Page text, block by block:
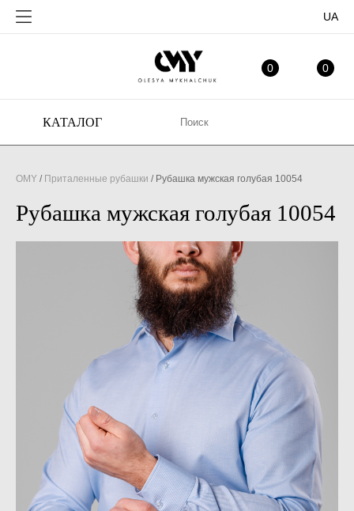
UA
0
0 ИЗБРАННОЕ
КАТАЛОГ
OMY / Приталенные рубашки / Рубашка мужская голубая 10054